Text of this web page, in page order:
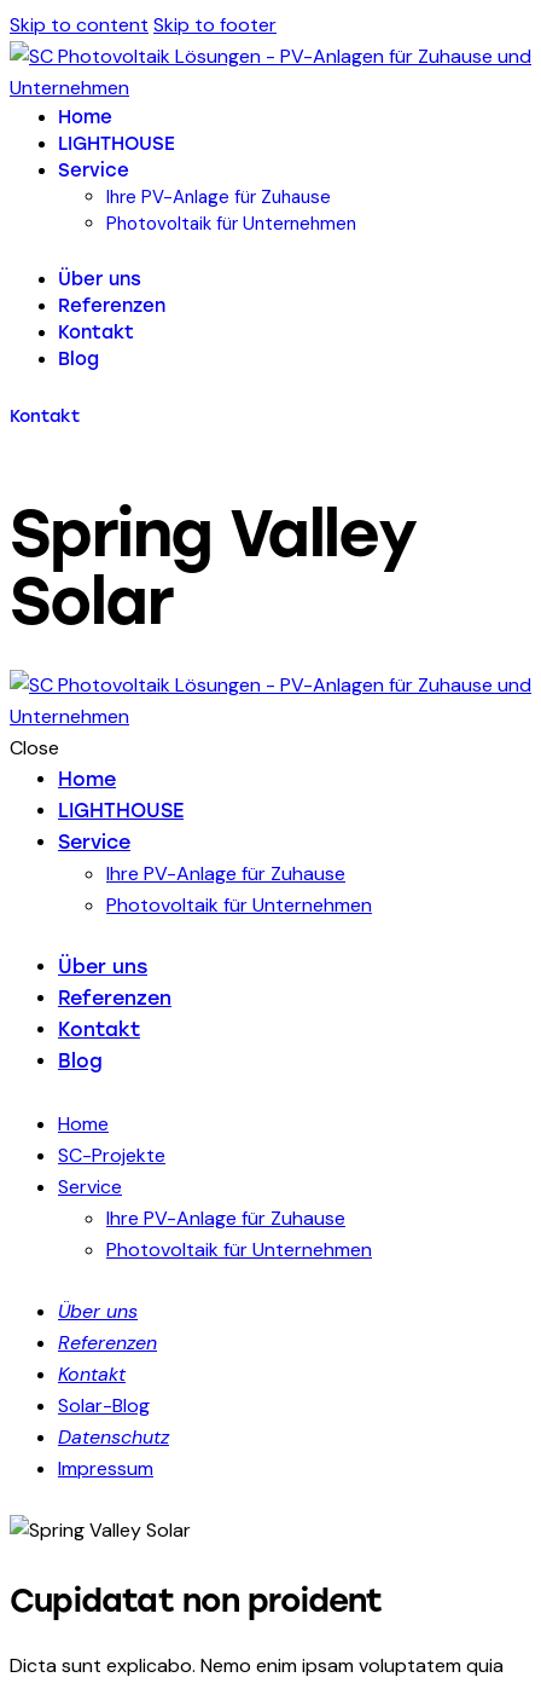
Skip to content Skip to footer
Home
LIGHTHOUSE
Service
Ihre PV-Anlage für Zuhause
Photovoltaik für Unternehmen
Über uns
Referenzen
Kontakt
Blog
Kontakt
Spring Valley
Solar
Close
Home
LIGHTHOUSE
Service
Ihre PV-Anlage für Zuhause
Photovoltaik für Unternehmen
Über uns
Referenzen
Kontakt
Blog
Home
SC-Projekte
Service
Ihre PV-Anlage für Zuhause
Photovoltaik für Unternehmen
Über uns
Referenzen
Kontakt
Solar-Blog
Datenschutz
Impressum
Cupidatat non proident
Dicta sunt explicabo. Nemo enim ipsam voluptatem quia